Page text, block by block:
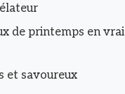
de printemps en vrai
et savoureux